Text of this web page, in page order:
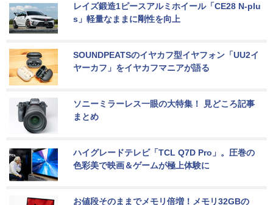
レイズ鍛造1ピースアルミホイール「CE28 N-plu
s」軽量なままに剛性を向上
SOUNDPEATSのイヤカフ型イヤフォン「UU2イ
ヤーカフ」をイヤカフマニアが語る
ソニーミラーレス一眼の大特集！ 見どころ記事
まとめ
ハイグレードテレビ「TCL Q7D Pro」。圧巻の
色彩美で映画＆ゲームが極上体験に
お値段そのままでメモリ倍増！メモリ32GBの